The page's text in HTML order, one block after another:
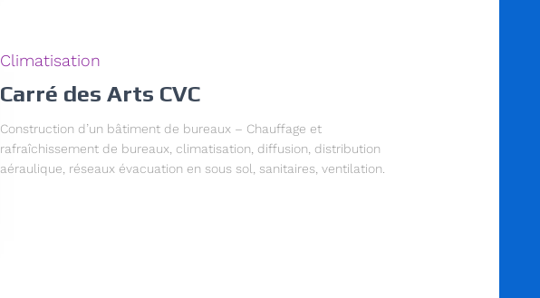
Climatisation
Carré des Arts CVC
Construction d’un bâtiment de bureaux – Chauffage et
rafraîchissement de bureaux, climatisation, diffusion, distribution
aéraulique, réseaux évacuation en sous sol, sanitaires, ventilation.